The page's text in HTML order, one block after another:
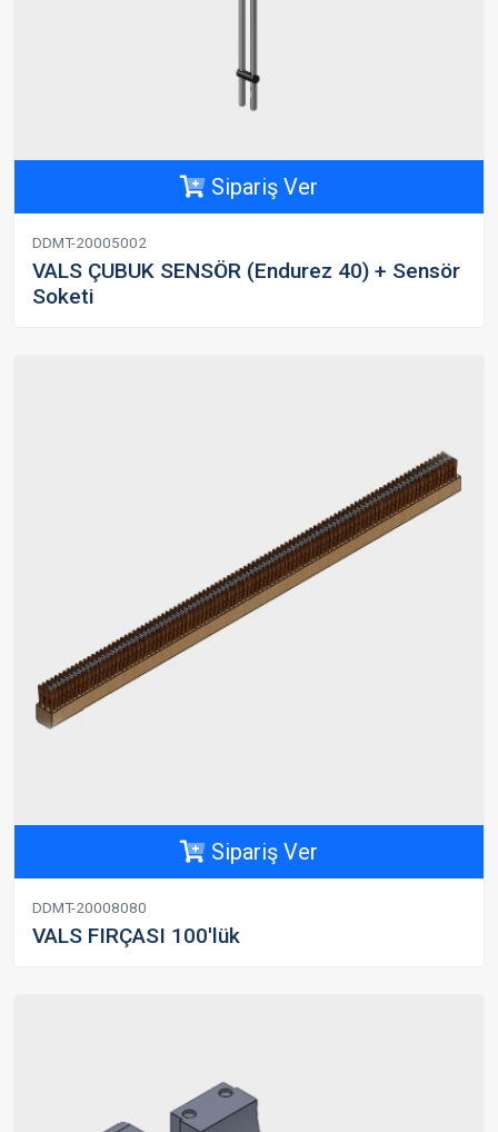
Sipariş Ver
DDMT-20005002
VALS ÇUBUK SENSÖR (Endurez 40) + Sensör
Soketi
Sipariş Ver
DDMT-20008080
VALS FIRÇASI 100'lük